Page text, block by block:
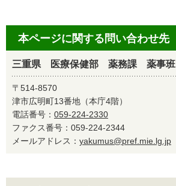
本ページに関する問い合わせ先
三重県 医療保健部 薬務課 薬事班
〒514-8570
津市広明町13番地（本庁4階）
電話番号： 059-224-2330
ファクス番号：059-224-2344
メールアドレス： yakumus@pref.mie.lg.jp